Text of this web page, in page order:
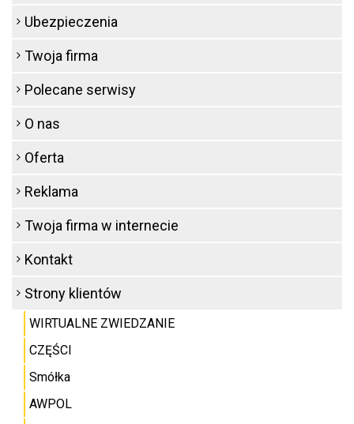
Ubezpieczenia
Twoja firma
Polecane serwisy
O nas
Oferta
Reklama
Twoja firma w internecie
Kontakt
Strony klientów
WIRTUALNE ZWIEDZANIE
CZĘŚCI
Smółka
AWPOL